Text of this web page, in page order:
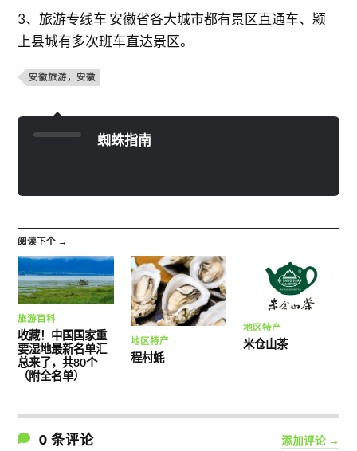
3、旅游专线车 安徽省各大城市都有景区直通车、颍
上县城有多次班车直达景区。
安徽旅游，安徽
蜘蛛指南
阅读下个 →
旅游百科
收藏！中国国家重
要湿地最新名单汇
总来了，共80个
（附全名单）
地区特产
程村蚝
地区特产
米仓山茶
0 条评论 添加评论 →